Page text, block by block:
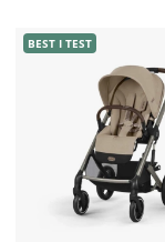
BEST I TEST